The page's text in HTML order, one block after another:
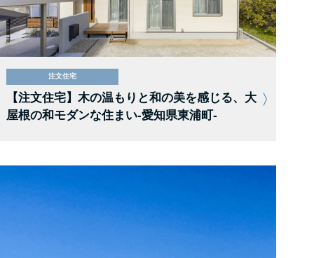
注文住宅
【注文住宅】木の温もりと和の美を感じる、大
屋根の和モダンな住まい-愛知県東浦町-